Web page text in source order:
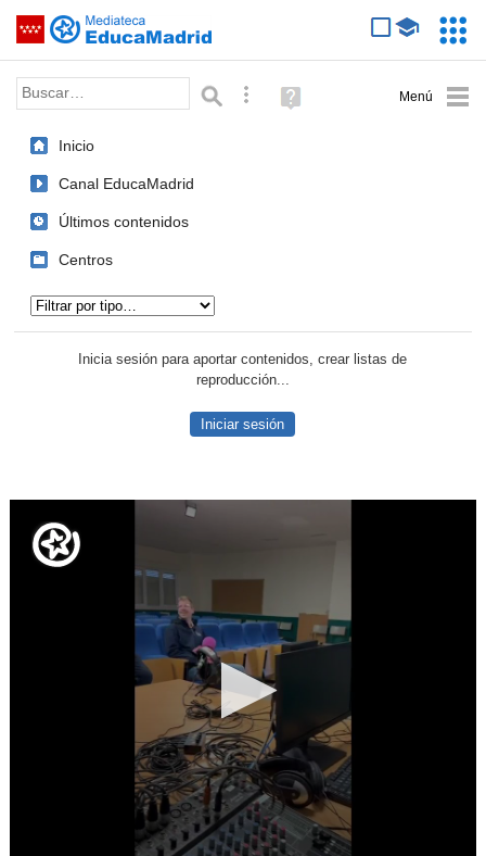
Saltar navegación
Palabra o frase: Búsqueda avanzada
Ayuda
(en
Inicio
Canal EducaMadrid
Últimos contenidos
Centros
Inicia sesión para aportar contenidos, crear listas de
reproducción...
Iniciar sesión